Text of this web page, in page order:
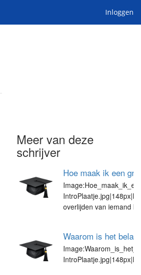
Inloggen
Meer van deze
schrijver
Hoe maak ik een
overlijden van iemand
Waarom is het